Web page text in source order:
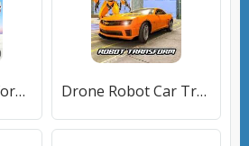
Cat Robot Transform Wars: Multi Robot Games Drone Robot Car Transform Robot Transforming games